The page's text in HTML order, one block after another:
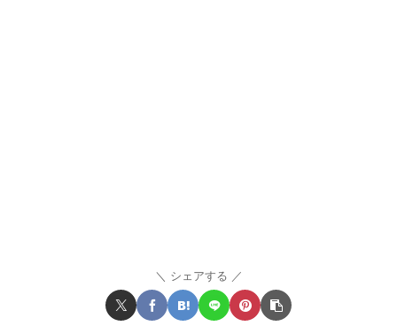
シェアする